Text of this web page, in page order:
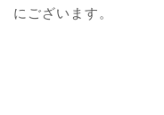
にございます。